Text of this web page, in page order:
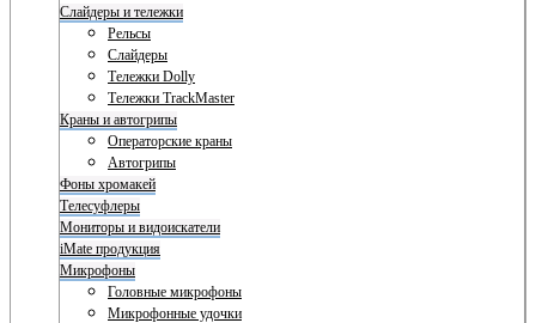
Слайдеры и тележки
Рельсы
Слайдеры
Тележки Dolly
Тележки TrackMaster
Краны и автогрипы
Операторские краны
Автогрипы
Фоны хромакей
Телесуфлеры
Мониторы и видоискатели
iMate продукция
Микрофоны
Головные микрофоны
Микрофонные удочки